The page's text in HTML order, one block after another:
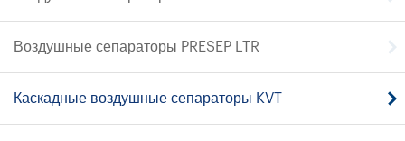
Воздушные сепараторы PRESEP LTR
Каскадные воздушные сепараторы KVT